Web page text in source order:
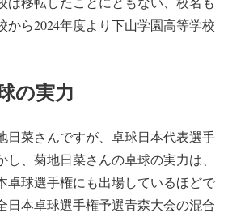
から2024年度より下山学園高等学校
の実力
日菜さんですが、卓球日本代表選手
、菊地日菜さんの卓球の実力は、
卓球選手権にも出場しているほどで
日本卓球選手権予選青森大会の混合